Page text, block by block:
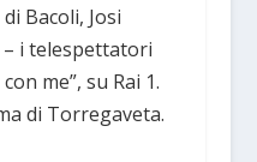
Bacoli, Josi
– i telespettatori
me”, su Rai 1.
di Torregaveta.